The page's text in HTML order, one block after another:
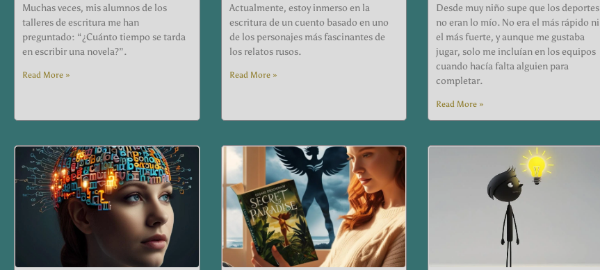
Muchas veces, mis alumnos de los
talleres de escritura me han
preguntado: “¿Cuánto tiempo se tarda
en escribir una novela?”.
Read More »
Actualmente, estoy inmerso en la
escritura de un cuento basado en uno
de los personajes más fascinantes de
los relatos rusos.
Read More »
Desde muy niño supe que los deportes
no eran lo mío. No era el más rápido ni
el más fuerte, y aunque me gustaba
jugar, solo me incluían en los equipos
cuando hacía falta alguien para
completar.
Read More »